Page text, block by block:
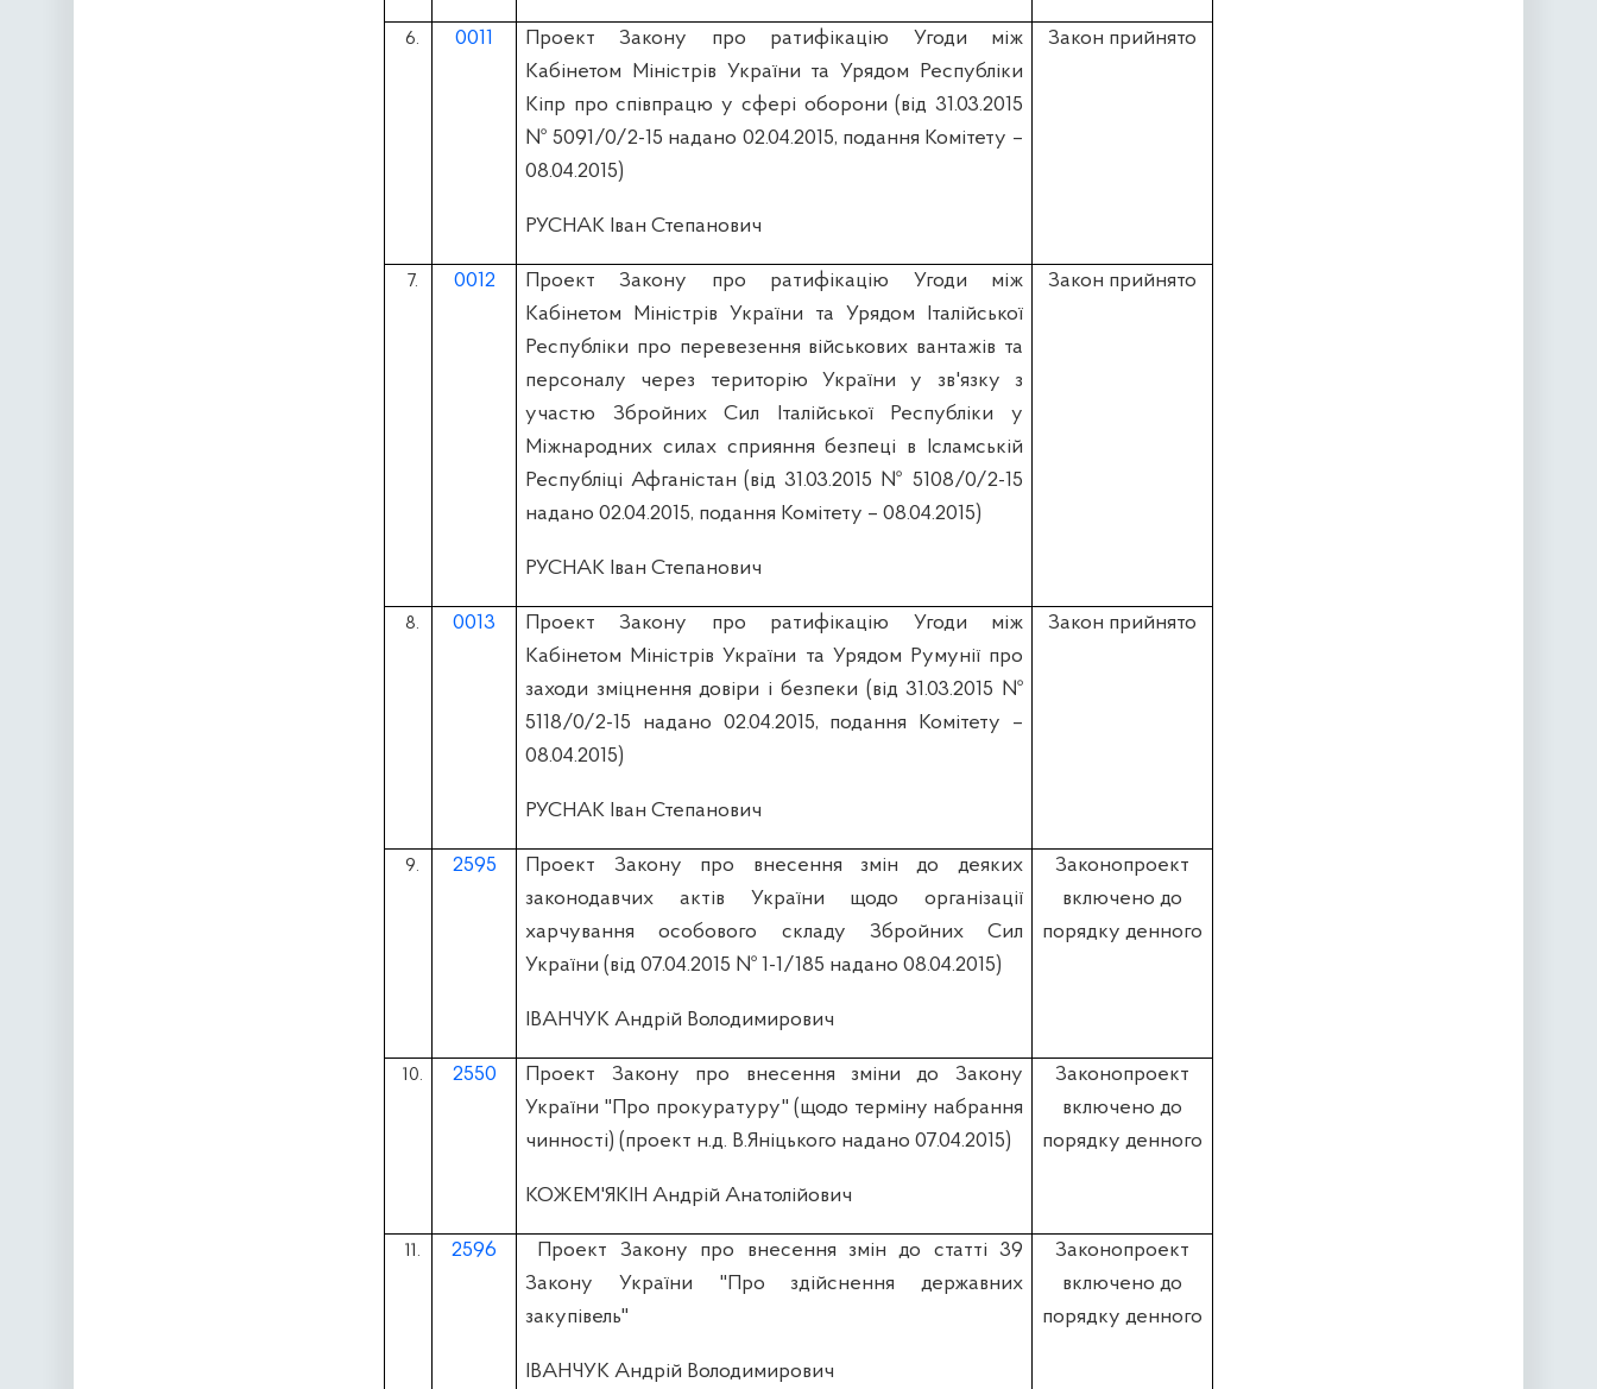
6. 0011
Проект Закону про ратифікацію Угоди між
Кабінетом Міністрів України та Урядом Республіки
Кіпр про співпрацю у сфері оборони (вiд 31.03.2015
№ 5091/0/2-15 надано 02.04.2015, подання Комітету –
08.04.2015)
РУСНАК Іван Степанович
Закон прийнято
7. 0012
Проект Закону про ратифікацію Угоди між
Кабінетом Міністрів України та Урядом Італійської
Республіки про перевезення військових вантажів та
персоналу через територію України у зв'язку з
участю Збройних Сил Італійської Республіки у
Міжнародних силах сприяння безпеці в Ісламській
Республіці Афганістан (вiд 31.03.2015 № 5108/0/2-15
надано 02.04.2015, подання Комітету – 08.04.2015)
РУСНАК Іван Степанович
Закон прийнято
8. 0013
Проект Закону про ратифікацію Угоди між
Кабінетом Міністрів України та Урядом Румунії про
заходи зміцнення довіри і безпеки (вiд 31.03.2015 №
5118/0/2-15 надано 02.04.2015, подання Комітету –
08.04.2015)
РУСНАК Іван Степанович
Закон прийнято
9. 2595
Проект Закону про внесення змін до деяких
законодавчих актів України щодо організації
харчування особового складу Збройних Сил
України (від 07.04.2015 № 1-1/185 надано 08.04.2015)
ІВАНЧУК Андрій Володимирович
Законопроект
включено до
порядку денного
10. 2550
Проект Закону про внесення зміни до Закону
України "Про прокуратуру" (щодо терміну набрання
чинності) (проект н.д. В.Яніцького надано 07.04.2015)
КОЖЕМ'ЯКІН Андрій Анатолійович
Законопроект
включено до
порядку денного
11. 2596
Проект Закону про внесення змін до статті 39
Закону України "Про здійснення державних
закупівель"
ІВАНЧУК Андрій Володимирович
Законопроект
включено до
порядку денного